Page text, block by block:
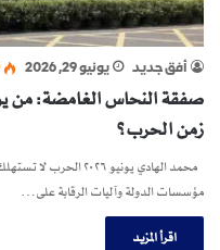
أفق جديد يونيو 29, 2026
صفقة النحاس الغامضة: من
زمن الحرب؟
محمد الهادي يونيو
مؤسسات الدولة وآليات الرقابة على…
اقرأ المزيد